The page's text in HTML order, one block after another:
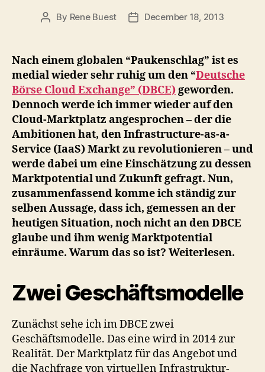
Post
By Rene Buest
PostDecember 18, 2013
Nach einem globalen “Paukenschlag” ist es
medial wieder sehr ruhig um den “Deutsche
Börse Cloud Exchange” (DBCE) geworden.
Dennoch werde ich immer wieder auf den
Cloud-Marktplatz angesprochen – der die
Ambitionen hat, den Infrastructure-as-a-
Service (IaaS) Markt zu revolutionieren – und
werde dabei um eine Einschätzung zu dessen
Marktpotential und Zukunft gefragt. Nun,
zusammenfassend komme ich ständig zur
selben Aussage, dass ich, gemessen an der
heutigen Situation, noch nicht an den DBCE
glaube und ihm wenig Marktpotential
einräume. Warum das so ist? Weiterlesen.
Zwei Geschäftsmodelle
Zunächst sehe ich im DBCE zwei
Geschäftsmodelle. Das eine wird in 2014 zur
Realität. Der Marktplatz für das Angebot und
die Nachfrage von virtuellen Infrastruktur-